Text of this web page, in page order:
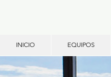
INICIO EQUIPOS